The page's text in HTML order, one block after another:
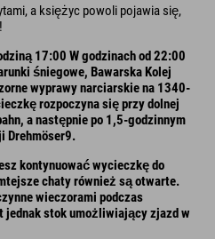
a księżyc powoli pojawia się,
17:00 W godzinach od 22:00
śniegowe, Bawarska Kolej
wyprawy narciarskie na 1340-
rozpoczyna się przy dolnej
a następnie po 1,5-godzinnym
Drehmöser9.
kontynuować wycieczkę do
chaty również są otwarte.
wieczorami podczas
stok umożliwiający zjazd w